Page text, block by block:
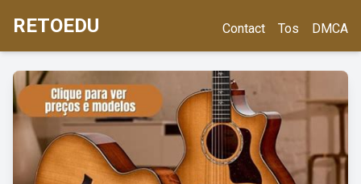
RETOEDU Contact Tos DMCA